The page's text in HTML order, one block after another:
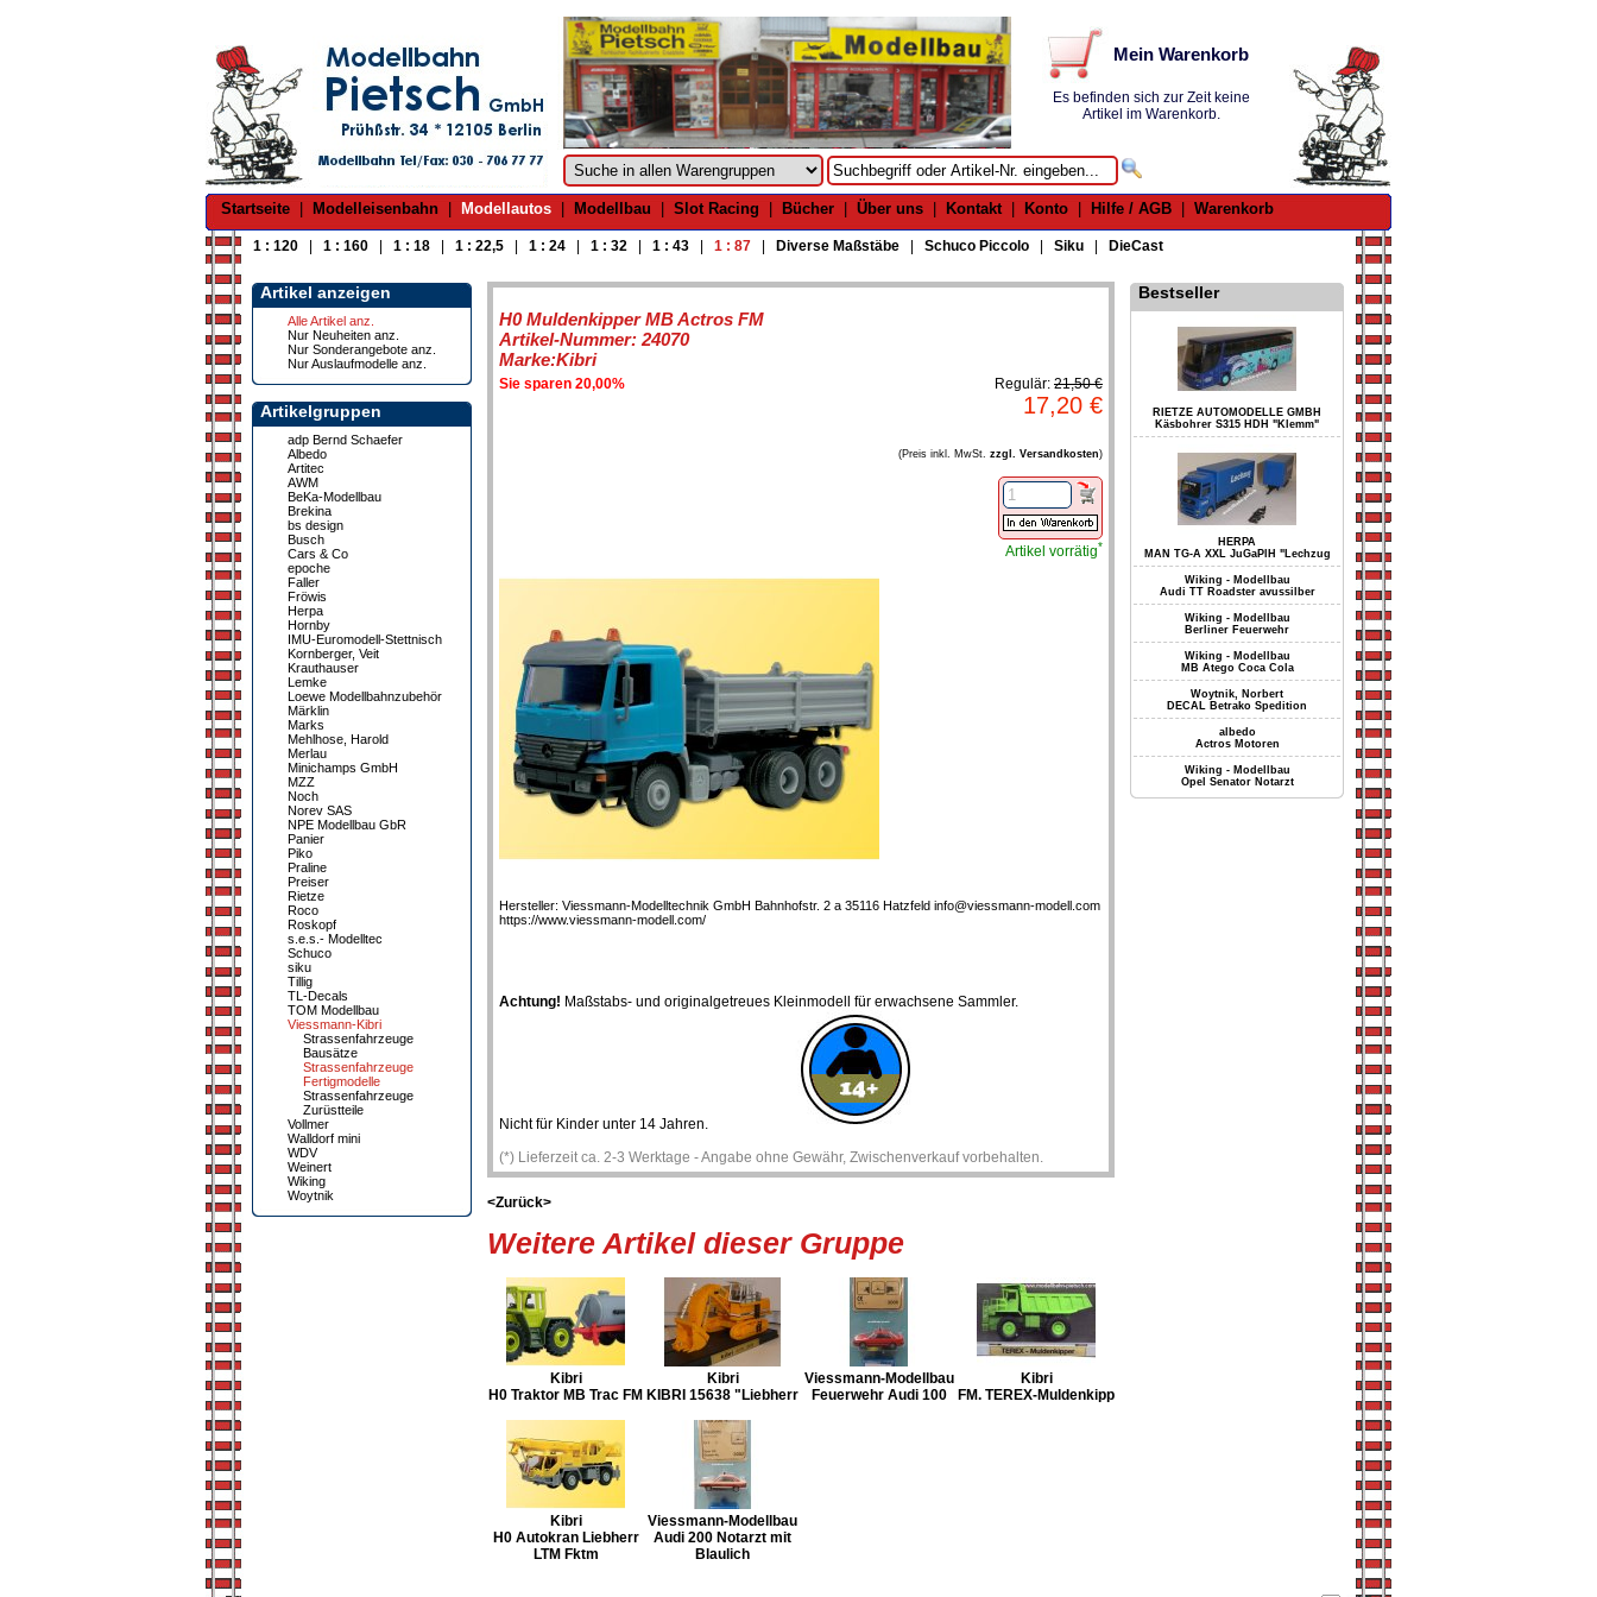
Mein Warenkorb
Es befinden sich zur Zeit keine
Artikel im Warenkorb.
Startseite Modelleisenbahn Modellautos Modellbau Slot Racing Bücher Über uns Kontakt| Konto Hilfe / AGB Warenkorb
1 : 120 1 : 160 1 : 18 1 : 22,5 1 : 24 1 : 32 1 : 43 1 : 87 Diverse Maßstäbe Schuco Piccolo Siku DieCast
Artikel anzeigen
Alle Artikel anz.
Nur Neuheiten anz.
Nur Sonderangebote anz.
Nur Auslaufmodelle anz.
Artikelgruppen
adp Bernd Schaefer
Albedo
Artitec
AWM
BeKa-Modellbau
Brekina
bs design
Busch
Cars & Co
epoche
Faller
Fröwis
Herpa
Hornby
IMU-Euromodell-Stettnisch
Kornberger, Veit
Krauthauser
Lemke
Loewe Modellbahnzubehör
Märklin
Marks
Mehlhose, Harold
Merlau
Minichamps GmbH
MZZ
Noch
Norev SAS
NPE Modellbau GbR
Panier
Piko
Praline
Preiser
Rietze
Roco
Roskopf
s.e.s.- Modelltec
Schuco
siku
Tillig
TL-Decals
TOM Modellbau
Viessmann-Kibri
Strassenfahrzeuge
Bausätze
Strassenfahrzeuge
Fertigmodelle
Strassenfahrzeuge
Zurüstteile
Vollmer
Walldorf mini
WDV
Weinert
Wiking
Woytnik
H0 Muldenkipper MB Actros FM
Artikel-Nummer: 24070
Marke:Kibri
Regulär: 21,50 €
17,20 €
(Preis inkl. MwSt. zzgl. Versandkosten)
Sie sparen 20,00%
Artikel vorrätig*
Hersteller: Viessmann-Modelltechnik GmbH Bahnhofstr. 2 a 35116 Hatzfeld info@viessmann-modell.com
https://www.viessmann-modell.com/
Achtung! Maßstabs- und originalgetreues Kleinmodell für erwachsene Sammler.
Nicht für Kinder unter 14 Jahren.
(*) Lieferzeit ca. 2-3 Werktage - Angabe ohne Gewähr, Zwischenverkauf vorbehalten.
<Zurück>
Weitere Artikel dieser Gruppe
Kibri
H0 Traktor MB Trac FM
Kibri
KIBRI 15638 "Liebherr
Viessmann-Modellbau
Feuerwehr Audi 100
Kibri
FM. TEREX-Muldenkipp
Kibri
H0 Autokran Liebherr
LTM Fktm
Viessmann-Modellbau
Audi 200 Notarzt mit
Blaulich
Bestseller
RIETZE AUTOMODELLE GMBH
Käsbohrer S315 HDH "Klemm"
HERPA
MAN TG-A XXL JuGaPlH "Lechzug
Wiking - Modellbau
Audi TT Roadster avussilber
Wiking - Modellbau
Berliner Feuerwehr
Wiking - Modellbau
MB Atego Coca Cola
Woytnik, Norbert
DECAL Betrako Spedition
albedo
Actros Motoren
Wiking - Modellbau
Opel Senator Notarzt